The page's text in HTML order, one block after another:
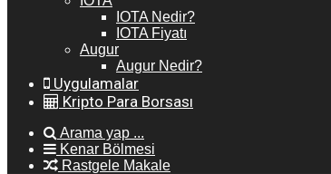
IOTA Nedir?
IOTA Fiyatı
Augur
Augur Nedir?
Uygulamalar
Kripto Para Borsası
Arama yap ...
Kenar Bölmesi
Rastgele Makale